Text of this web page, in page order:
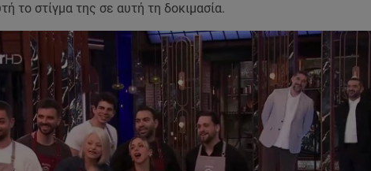
το στίγμα της σε αυτή τη δοκιμασία.